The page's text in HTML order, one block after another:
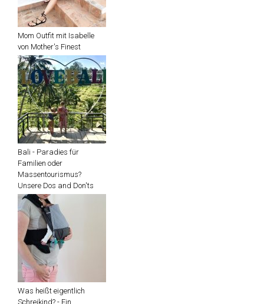
Mom Outfit mit Isabelle
von Mother's Finest
Bali - Paradies für
Familien oder
Massentourismus?
Unsere Dos and Don'ts
Was heißt eigentlich
Schreikind? - Ein